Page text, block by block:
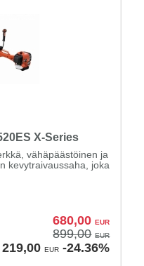
X-Series
vähäpäästöinen ja
kevytraivaussaha, joka
680,00 EUR
899,00 EUR
219,00 EUR -24.36%